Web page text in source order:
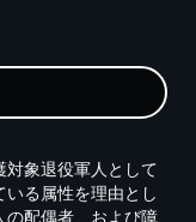
象退役軍人として
る属性を理由とし
の配偶者、および障